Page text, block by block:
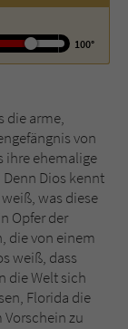
100°
die arme,
von
ihre ehemalige
Dios kennt
was diese
Opfer der
die von einem
weiß, dass
die Welt sich
Florida die
zu
Buchtitel
Co. KG